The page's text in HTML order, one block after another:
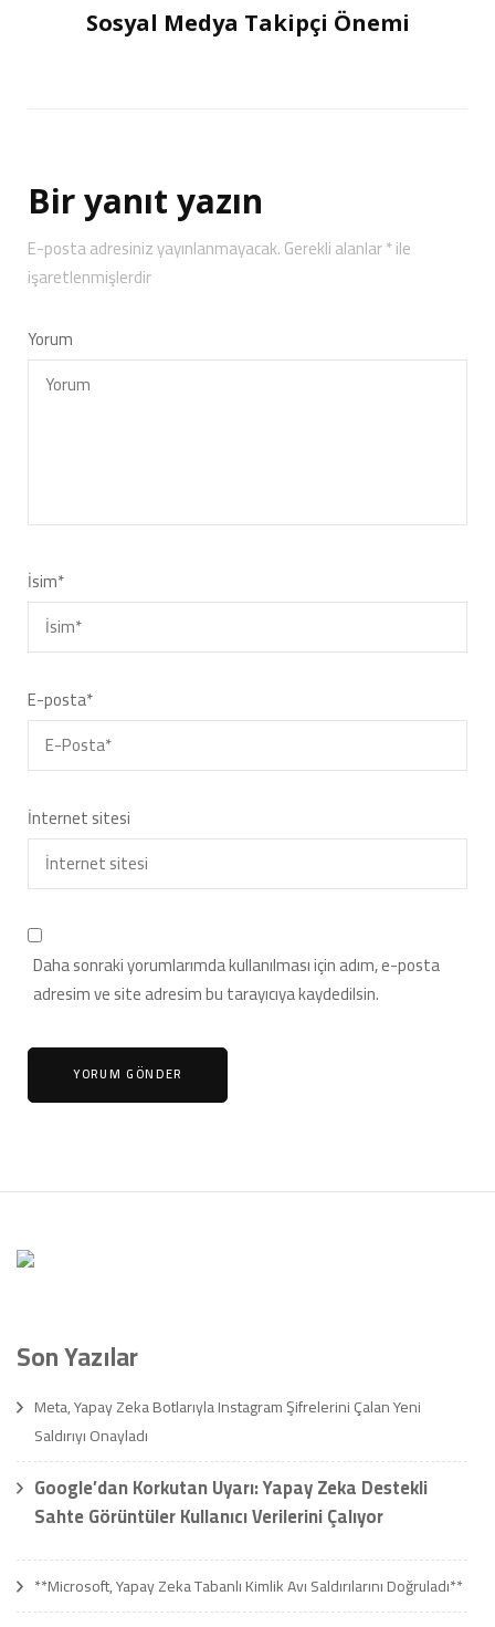
Sosyal Medya Takipçi Önemi
Bir yanıt yazın
E-posta adresiniz yayınlanmayacak.Gerekli alanlar*ile
işaretlenmişlerdir
Yorum
İsim*
E-posta*
İnternet sitesi
Daha sonraki yorumlarımda kullanılması için adım, e-posta
adresim ve site adresim bu tarayıcıya kaydedilsin.
Son Yazılar
Meta, Yapay Zeka Botlarıyla Instagram Şifrelerini Çalan Yeni
Saldırıyı Onayladı
Google’dan Korkutan Uyarı: Yapay Zeka Destekli
Sahte Görüntüler Kullanıcı Verilerini Çalıyor
**Microsoft, Yapay Zeka Tabanlı Kimlik Avı Saldırılarını Doğruladı**